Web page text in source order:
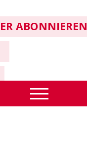
ABONNIEREN